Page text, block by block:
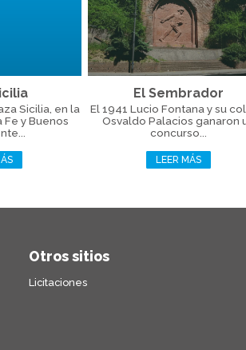
Sicilia, en la
Fe y Buenos
El Sembrador
El 1941 Lucio Fontana y su
Osvaldo Palacios ganaron
concurso...
LEER MÁS
Otros sitios
Licitaciones